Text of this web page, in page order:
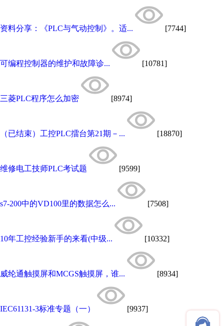
资料分享：《PLC与气动控制》。适... [7744]
可编程控制器的维护和故障诊... [10781]
三菱PLC程序怎么加密 [8974]
（已结束）工控PLC擂台第21期－... [18870]
维修电工技师PLC考试题 [9599]
s7-200中的VD100里的数据怎么... [7508]
10年工控经验新手的来看(中级... [10332]
威纶通触摸屏和MCGS触摸屏，谁... [8934]
IEC61131-3标准专题（一） [9937]